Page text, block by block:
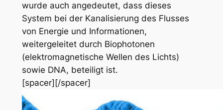
wurde auch angedeutet, dass dieses
System bei der Kanalisierung des Flusses
von Energie und Informationen,
weitergeleitet durch Biophotonen
(elektromagnetische Wellen des Lichts)
sowie DNA, beteiligt ist.
[spacer][/spacer]